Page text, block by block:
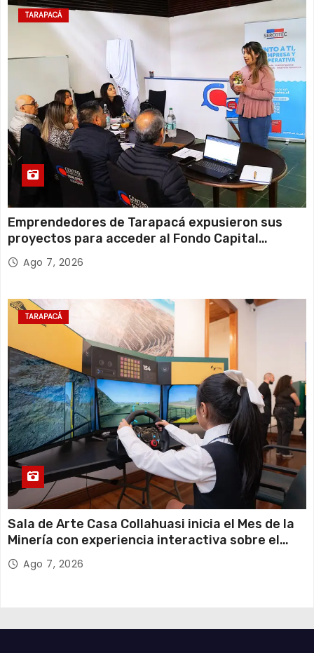
TARAPACÁ
Emprendedores de Tarapacá expusieron sus
proyectos para acceder al Fondo Capital
Semilla de SERCOTEC
Ago 7, 2026
TARAPACÁ
Sala de Arte Casa Collahuasi inicia el Mes de la
Minería con experiencia interactiva sobre el
cobreAgo 7, 2026